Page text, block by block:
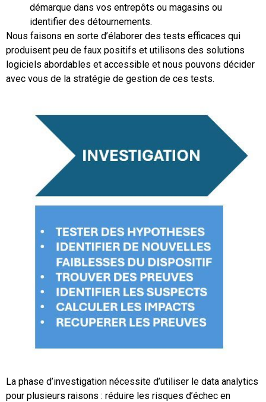
démarque dans vos entrepôts ou magasins ou
identifier des détournements.
Nous faisons en sorte d’élaborer des tests efficaces qui
produisent peu de faux positifs et utilisons des solutions
logiciels abordables et accessible et nous pouvons décider
avec vous de la stratégie de gestion de ces tests.
La phase d’investigation nécessite d’utiliser le data analytics
pour plusieurs raisons : réduire les risques d’échec en